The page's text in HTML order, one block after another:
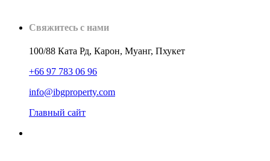
Свяжитесь с нами
100/88 Ката Рд, Карон, Муанг, Пхукет
+66 97 783 06 96
info@ibgproperty.com
Главный сайт